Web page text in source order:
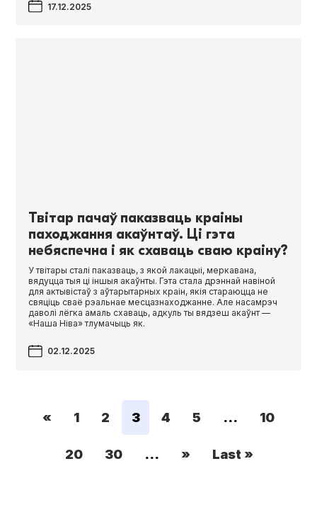
17.12.2025
Твітар пачаў паказваць краіны
паходжання акаўнтаў. Ці гэта
небяспечна і як схаваць сваю краіну?
У твітары сталі паказваць, з якой лакацыі, меркавана,
вядуцца тыя ці іншыя акаўнты. Гэта стала дрэннай навіной
для актывістаў з аўтарытарных краін, якія стараюцца не
свяціць сваё рэальнае месцазнаходжанне. Але насамрэч
даволі лёгка амаль схаваць, адкуль ты вядзеш акаўнт —
«Наша Ніва» тлумачыць як.
02.12.2025
« 1 2 3 4 5 ... 10
20 30 ... » Last »